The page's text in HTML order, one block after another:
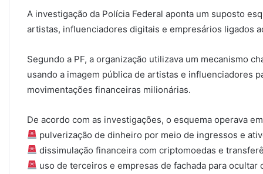
A investigação da Polícia Federal aponta um suposto
artistas, influenciadores digitais e empresários ligados
Segundo a PF, a organização utilizava um mecanismo
usando a imagem pública de artistas e influenciadores
movimentações financeiras milionárias.
De acordo com as investigações, o esquema operava
pulverização de dinheiro por meio de ingressos e
dissimulação financeira com criptomoedas e
uso de terceiros e empresas de fachada para